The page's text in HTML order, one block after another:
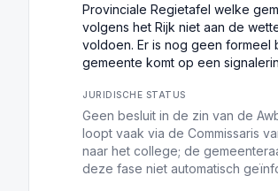
Provinciale Regietafel welke
volgens het Rijk niet aan de
voldoen. Er is nog geen formeel
gemeente komt op een
JURIDISCHE STATUS
Geen besluit in de zin van de
loopt vaak via de Commissaris
naar het college; de
deze fase niet automatisch